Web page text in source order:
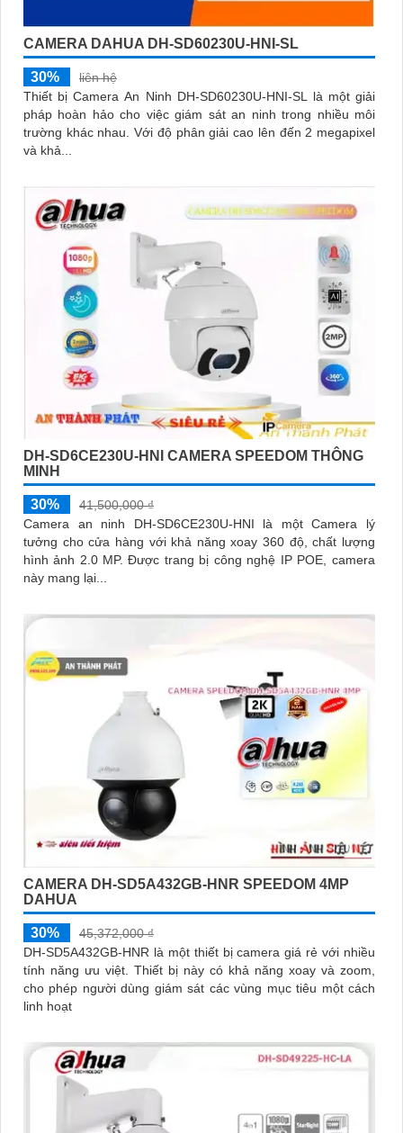
CAMERA DAHUA DH-SD60230U-HNI-SL
30%
liên hệ
Thiết bị Camera An Ninh DH-SD60230U-HNI-SL là một giải
pháp hoàn hảo cho việc giám sát an ninh trong nhiều môi
trường khác nhau. Với độ phân giải cao lên đến 2 megapixel
và khả...
DH-SD6CE230U-HNI CAMERA SPEEDOM THÔNG
MINH
30%
41,500,000 ₫
Camera an ninh DH-SD6CE230U-HNI là một Camera lý
tưởng cho cửa hàng với khả năng xoay 360 độ, chất lượng
hình ảnh 2.0 MP. Được trang bị công nghệ IP POE, camera
này mang lại...
CAMERA DH-SD5A432GB-HNR SPEEDOM 4MP
DAHUA
30%
45,372,000 ₫
DH-SD5A432GB-HNR là một thiết bị camera giá rẻ với nhiều
tính năng ưu việt. Thiết bị này có khả năng xoay và zoom,
cho phép người dùng giám sát các vùng mục tiêu một cách
linh hoạt